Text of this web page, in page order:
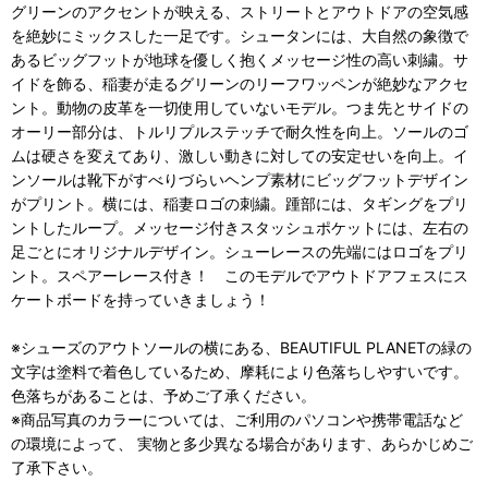
グリーンのアクセントが映える、ストリートとアウトドアの空気感
を絶妙にミックスした一足です。シュータンには、大自然の象徴で
あるビッグフットが地球を優しく抱くメッセージ性の高い刺繍。サ
イドを飾る、稲妻が走るグリーンのリーフワッペンが絶妙なアクセ
ント。動物の皮革を一切使用していないモデル。つま先とサイドの
オーリー部分は、トルリプルステッチで耐久性を向上。ソールのゴ
ムは硬さを変えてあり、激しい動きに対しての安定せいを向上。イ
ンソールは靴下がすべりづらいヘンプ素材にビッグフットデザイン
がプリント。横には、稲妻ロゴの刺繍。踵部には、タギングをプリ
ントしたループ。メッセージ付きスタッシュポケットには、左右の
足ごとにオリジナルデザイン。シューレースの先端にはロゴをプリ
ント。スペアーレース付き！ このモデルでアウトドアフェスにス
ケートボードを持っていきましょう！
※シューズのアウトソールの横にある、BEAUTIFUL PLANETの緑の
文字は塗料で着色しているため、摩耗により色落ちしやすいです。
色落ちがあることは、予めご了承ください。
※商品写真のカラーについては、ご利用のパソコンや携帯電話など
の環境によって、 実物と多少異なる場合があります、あらかじめご
了承下さい。